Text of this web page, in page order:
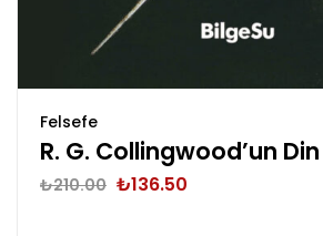
Felsefe
R. G. Collingwood’un
₺210.00 ₺136.50